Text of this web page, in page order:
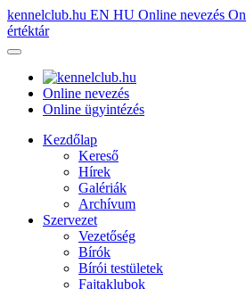
kennelclub.hu EN HU Online nevezés
értéktár
Online nevezés
Online ügyintézés
Kezdőlap
Kereső
Hírek
Galériák
Archívum
Szervezet
Vezetőség
Bírók
Bírói testületek
Fajtaklubok